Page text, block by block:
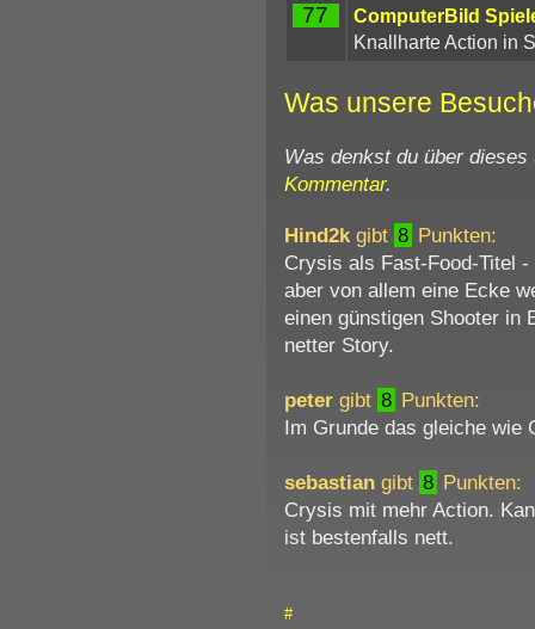
77
ComputerBild
Knallharte Action in
Was unsere
Was denkst du über
Kommentar.
Hind2kgibt 8 Punkten:
Crysis als Fast-Food-Titel
aber von allem eine Ecke
einen günstigen Shooter in
netter Story.
petergibt 8 Punkten:
Im Grunde das gleiche wie
sebastiangibt 8 Punkten:
Crysis mit mehr Action.
ist bestenfalls nett.
#